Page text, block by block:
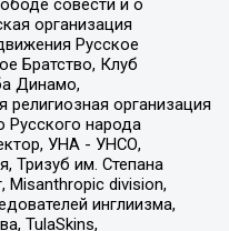
совести и о
организация
Русское
Братство, Клуб
Динамо,
организация
Русского народа
УНА - УНСО,
Тризуб им. Степана
Misanthropic division,
инглиизма,
TulaSkins,